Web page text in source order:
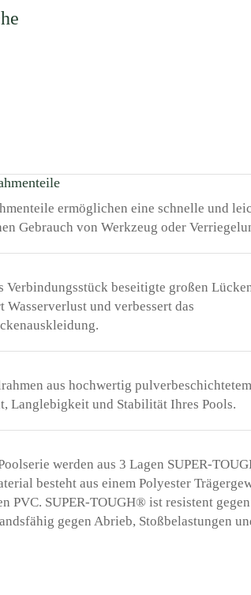
ermöglichen eine schnelle und
Gebrauch von Werkzeug oder
Verbindungsstück beseitigte großen
und verbessert das
aus hochwertig
Langlebigkeit und Stabilität Ihres Pools.
werden aus 3 Lagen SUPER-
besteht aus einem Polyester
PVC. SUPER-TOUGH® ist resistent
gegen Abrieb, Stoßbelastungen